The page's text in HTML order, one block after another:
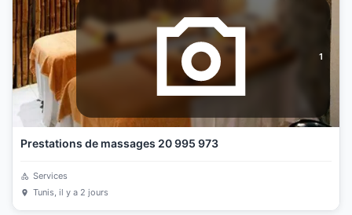
1
Prestations de massages 20 995 973
Services
Tunis, il y a 2 jours